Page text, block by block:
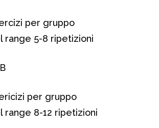
per gruppo
range 5-8 ripetizioni
per gruppo
range 8-12 ripetizioni